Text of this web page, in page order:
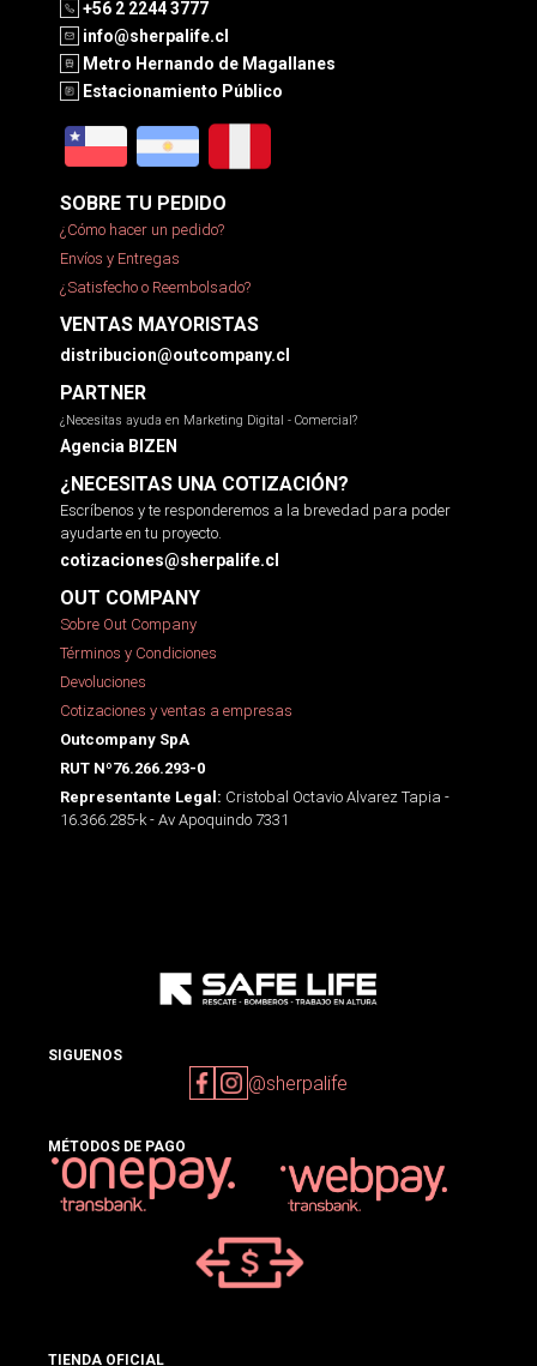
+56 2 2244 3777
info@sherpalife.cl
Metro Hernando de Magallanes
Estacionamiento Público
SOBRE TU PEDIDO
¿Cómo hacer un pedido?
Envíos y Entregas
¿Satisfecho o Reembolsado?
VENTAS MAYORISTAS
distribucion@outcompany.cl
PARTNER
¿Necesitas ayuda en Marketing Digital - Comercial?
Agencia BIZEN
¿NECESITAS UNA COTIZACIÓN?
Escríbenos y te responderemos a la brevedad para poder
ayudarte en tu proyecto.
cotizaciones@sherpalife.cl
OUT COMPANY
Sobre Out Company
Términos y Condiciones
Devoluciones
Cotizaciones y ventas a empresas
Outcompany SpA
RUT Nº76.266.293-0
Representante Legal: Cristobal Octavio Alvarez Tapia -
16.366.285-k - Av Apoquindo 7331
SIGUENOS
@sherpalife
MÉTODOS DE PAGO
TIENDA OFICIAL